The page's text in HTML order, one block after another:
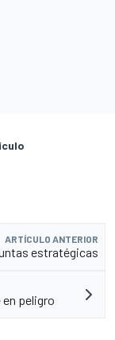
ARTÍCULO ANTERIOR
estratégicas
en peligro